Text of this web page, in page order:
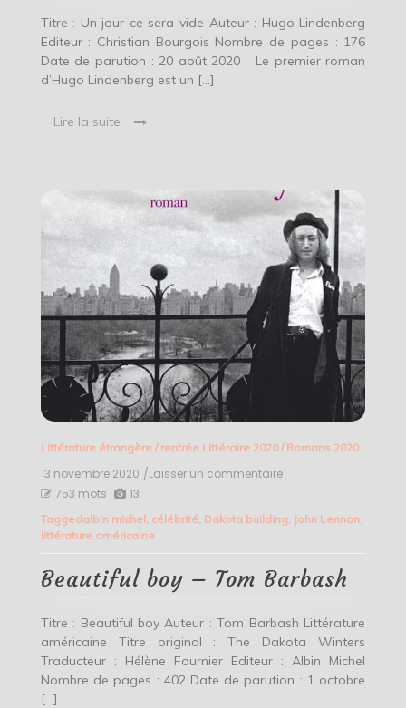
Titre : Un jour ce sera vide Auteur : Hugo Lindenberg
Editeur : Christian Bourgois Nombre de pages : 176
Date de parution : 20 août 2020 Le premier roman
d’Hugo Lindenberg est un […]
Lire la suite
Littérature étrangère/ rentrée Littéraire 2020/ Romans 2020
13 novembre 2020 /Laisser un commentaireon
–
753 mots 13
Taggedalbin michel, célébrité Dakota building, John Lennon,
littérature américaine
Beautiful boy – Tom Barbash
Titre : Beautiful boy Auteur : Tom Barbash Littérature
américaine Titre original : The Dakota Winters
Traducteur : Hélène Fournier Editeur : Albin Michel
Nombre de pages : 402 Date de parution : 1 octobre
[…]